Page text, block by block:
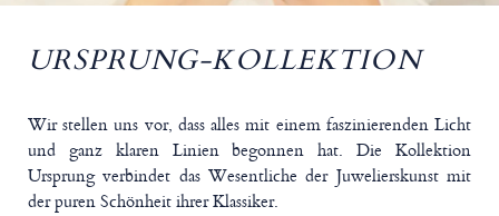
URSPRUNG-KOLLEKTION
Wir stellen uns vor, dass alles mit einem faszinierenden Licht
und ganz klaren Linien begonnen hat. Die Kollektion
Ursprung verbindet das Wesentliche der Juwelierskunst mit
der puren Schönheit ihrer Klassiker.